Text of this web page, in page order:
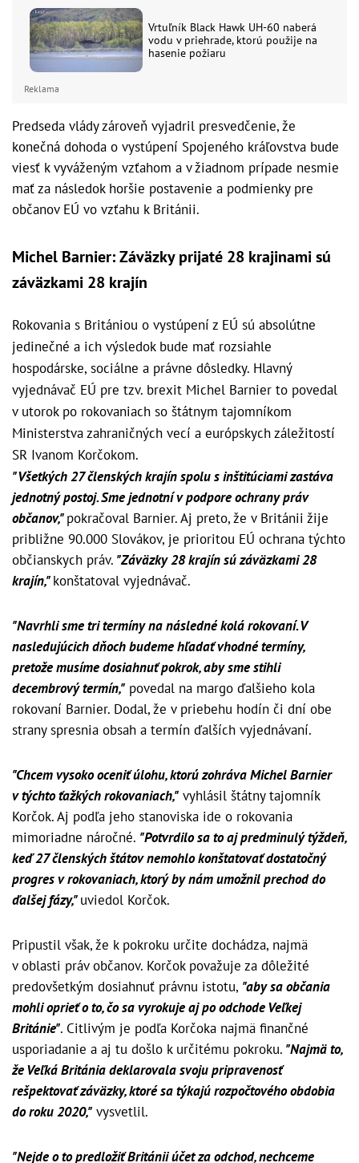
Vrtuľník Black Hawk UH-60 naberá
vodu v priehrade, ktorú použije na
hasenie požiaru
Reklama
Predseda vlády zároveň vyjadril presvedčenie, že
konečná dohoda o vystúpení Spojeného kráľovstva bude
viesť k vyváženým vzťahom a v žiadnom prípade nesmie
mať za následok horšie postavenie a podmienky pre
občanov EÚ vo vzťahu k Británii.
Michel Barnier: Záväzky prijaté 28 krajinami sú
záväzkami 28 krajín
Rokovania s Britániou o vystúpení z EÚ sú absolútne
jedinečné a ich výsledok bude mať rozsiahle
hospodárske, sociálne a právne dôsledky. Hlavný
vyjednávač EÚ pre tzv. brexit Michel Barnier to povedal
v utorok po rokovaniach so štátnym tajomníkom
Ministerstva zahraničných vecí a európskych záležitostí
SR Ivanom Korčokom.
"Všetkých 27 členských krajín spolu s inštitúciami zastáva
jednotný postoj. Sme jednotní v podpore ochrany práv
občanov,"pokračoval Barnier. Aj preto, že v Británii žije
približne 90.000 Slovákov, je prioritou EÚ ochrana týchto
občianskych práv. "Záväzky 28 krajín sú záväzkami 28
krajín,"konštatoval vyjednávač.
"Navrhli sme tri termíny na následné kolá rokovaní. V
nasledujúcich dňoch budeme hľadať vhodné termíny,
pretože musíme dosiahnuť pokrok, aby sme stihli
decembrový termín," povedal na margo ďalšieho kola
rokovaní Barnier. Dodal, že v priebehu hodín či dní obe
strany spresnia obsah a termín ďalších vyjednávaní.
"Chcem vysoko oceniť úlohu, ktorú zohráva Michel Barnier
v týchto ťažkých rokovaniach," vyhlásil štátny tajomník
Korčok. Aj podľa jeho stanoviska ide o rokovania
mimoriadne náročné. "Potvrdilo sa to aj predminulý týždeň,
keď 27 členských štátov nemohlo konštatovať dostatočný
progres v rokovaniach, ktorý by nám umožnil prechod do
ďalšej fázy,"uviedol Korčok.
Pripustil však, že k pokroku určite dochádza, najmä
v oblasti práv občanov. Korčok považuje za dôležité
predovšetkým dosiahnuť právnu istotu, "aby sa občania
mohli oprieť o to, čo sa vyrokuje aj po odchode Veľkej
Británie". Citlivým je podľa Korčoka najmä finančné
usporiadanie a aj tu došlo k určitému pokroku. "Najmä to,
že Veľká Británia deklarovala svoju pripravenosť
rešpektovať záväzky, ktoré sa týkajú rozpočtového obdobia
do roku 2020," vysvetlil.
"Nejde o to predložiť Británii účet za odchod, nechceme